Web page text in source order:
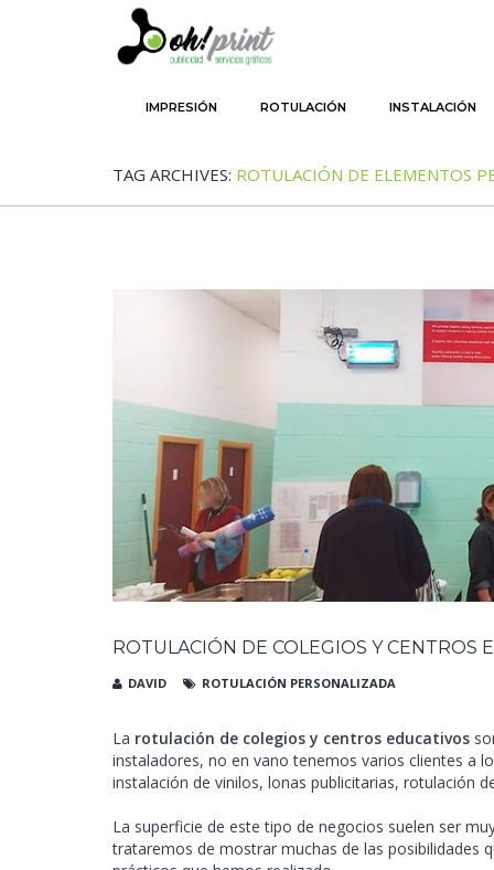
MAIN MENU
SKIP TO PRIMARY CONTENT
SKIP TO SECONDARY CONTENT
IMPRESIÓN ROTULACIÓN INSTALACIÓN
TAG ARCHIVES: ROTULACIÓN DE ELEMENTOS
ROTULACIÓN DE COLEGIOS Y CENTROS
DAVID ROTULACIÓN PERSONALIZADA
La rotulación de colegios y centros educativos
instaladores, no en vano tenemos varios clientes a
instalación de vinilos, lonas publicitarias, rotulación
La superficie de este tipo de negocios suelen ser
trataremos de mostrar muchas de las posibilidades